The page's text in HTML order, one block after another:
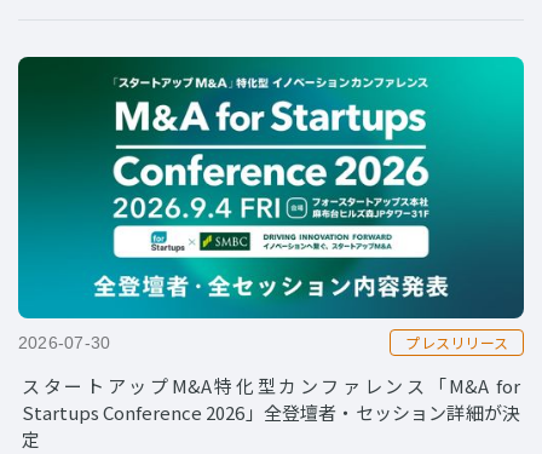
2026-07-30 プレスリリース
スタートアップM&A特化型カンファレンス「M&A for
Startups Conference 2026」全登壇者・セッション詳細が決
定